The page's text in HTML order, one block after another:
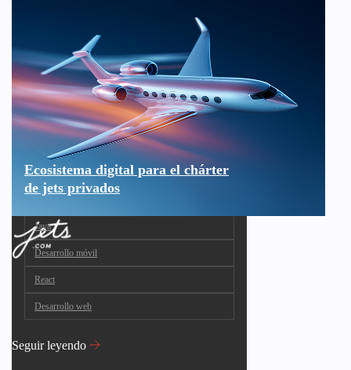
Ecosistema digital para el chárter
de jets privados
Java
Desarrollo móvil
React
Desarrollo web
Seguir leyendo